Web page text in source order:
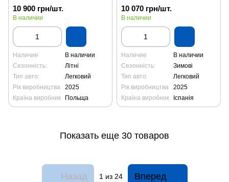
110V
10 900 грн/шт.
В наличии
Наличие
В наличии
Сезонність:
Літні
Тип авто:
Легковий
Рік виробництва
2025
Країна виробник
Польща
10 070 грн/шт.
В наличии
Наличие
В наличии
Сезонність:
Зимові
Тип авто:
Легковий
Рік виробництва
2025
Країна виробник
Іспанія
Показать еще 30 товаров
Назад 1 из 24 Вперед